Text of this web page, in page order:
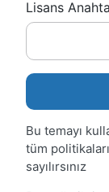
Lisans
Bu temayı
tüm
sayılırsınız